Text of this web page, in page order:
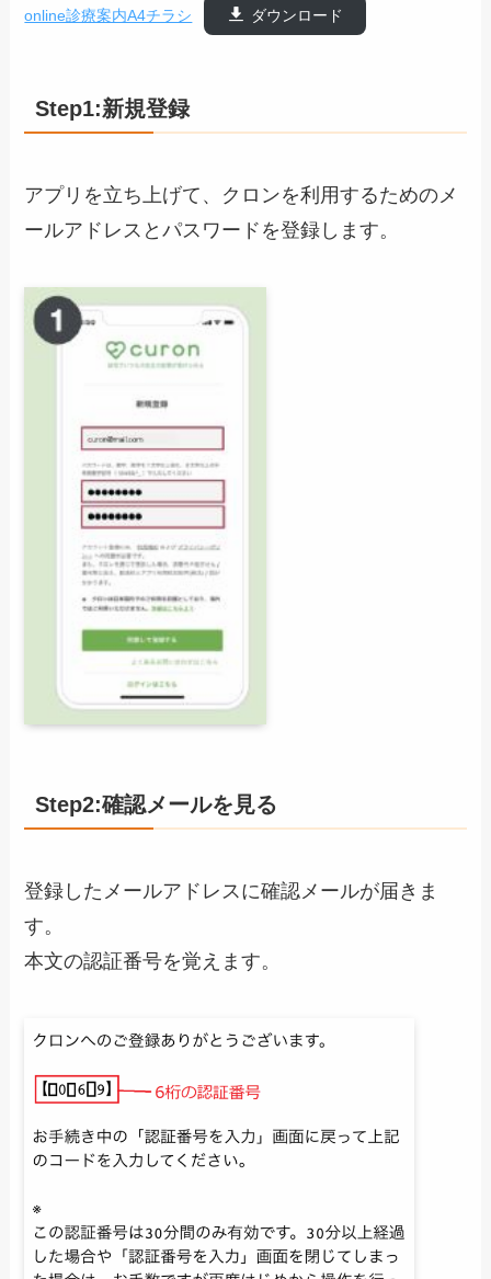
online診療案内A4チラシ ダウンロード
Step1:新規登録
アプリを立ち上げて、クロンを利用するためのメ
ールアドレスとパスワードを登録します。
Step2:確認メールを見る
登録したメールアドレスに確認メールが届きま
す。
本文の認証番号を覚えます。